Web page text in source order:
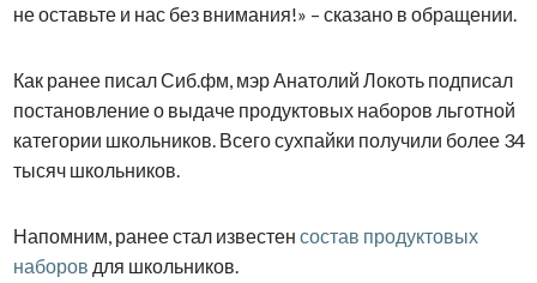
не оставьте и нас без внимания!» – сказано в обращении.
Как ранее писал Сиб.фм, мэр Анатолий Локоть подписал
постановление о выдаче продуктовых наборов льготной
категории школьников. Всего сухпайки получили более 34
тысяч школьников.
Напомним, ранее стал известен состав продуктовых
наборов для школьников.